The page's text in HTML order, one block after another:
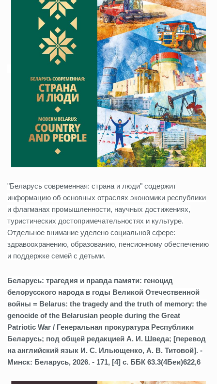
"Беларусь современная: страна и люди" содержит
информацию об основных отраслях экономики республики
и флагманах промышленности, научных достижениях,
туристических достопримечательностях и культуре.
Отдельное внимание уделено социальной сфере:
здравоохранению, образованию, пенсионному обеспечению
и поддержке семей с детьми.
Беларусь: трагедия и правда памяти: геноцид
белорусского народа в годы Великой Отечественной
войны = Belarus: the tragedy and the truth of memory: the
genocide of the Belarusian people during the Great
Patriotic War / Генеральная прокуратура Республики
Беларусь; под общей редакцией А. И. Шведа; [перевод
на английский язык И. С. Ильющенко, А. В. Титовой]. -
Минск: Беларусь, 2026. - 171, [4] с. ББК 63.3(4Беи)622,6